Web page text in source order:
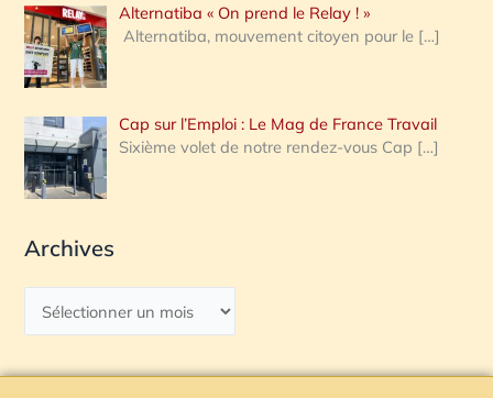
Alternatiba « On prend le Relay ! »
Alternatiba, mouvement citoyen pour le […]
Cap sur l’Emploi : Le Mag de France Travail
Sixième volet de notre rendez-vous Cap […]
Archives